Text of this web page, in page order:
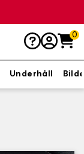
0
Underhåll